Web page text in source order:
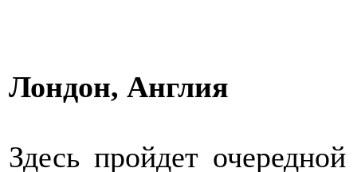
Лондон, Англия
Здесь пройдет